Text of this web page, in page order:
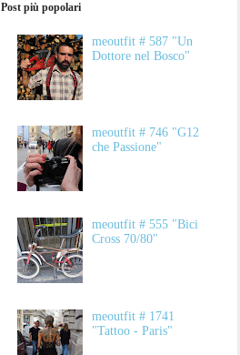
Post più popolari
meoutfit # 587 "Un
Dottore nel Bosco"
meoutfit # 746 "G12
che Passione"
meoutfit # 555 "Bici
Cross 70/80"
meoutfit # 1741
"Tattoo - Paris"